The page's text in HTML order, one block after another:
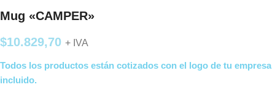
Mug «CAMPER»
$10.829,70 + IVA
Todos los productos están cotizados con el logo de tu empresa
incluido.